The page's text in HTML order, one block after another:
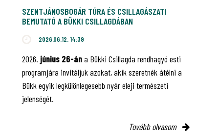
SZENTJÁNOSBOGÁR TÚRA ÉS CSILLAGÁSZATI
BEMUTATÓ A BÜKKI CSILLAGDÁBAN
2026.06.12. 14:39
2026. június 26-ána Bükki Csillagda rendhagyó esti
programjára invitáljuk azokat, akik szeretnék átélni a
Bükk egyik legkülönlegesebb nyár eleji természeti
jelenségét.
Tovább olvasom